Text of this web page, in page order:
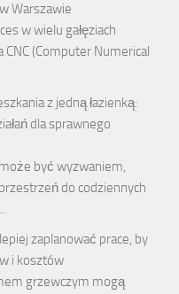
Warszawie
w wielu gałęziach
(Computer Numerical
z jedną łazienką:
dla sprawnego
być wyzwaniem,
do codziennych
zaplanować prace, by
i kosztów
grzewczym mogą